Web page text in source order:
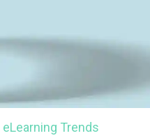
eLearning Trends